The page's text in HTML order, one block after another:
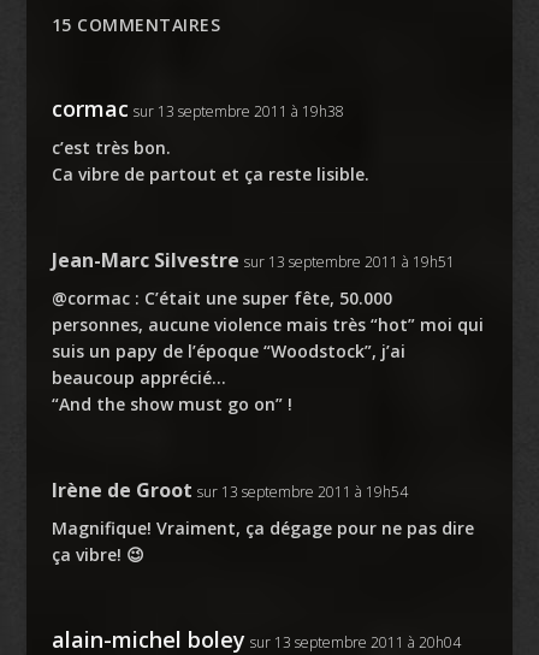
15 COMMENTAIRES
cormac sur 13 septembre 2011 à 19h38
c’est très bon.
Ca vibre de partout et ça reste lisible.
Jean-Marc Silvestre sur 13 septembre 2011 à 19h51
@cormac : C’était une super fête, 50.000
personnes, aucune violence mais très “hot” moi qui
suis un papy de l’époque “Woodstock”, j’ai
beaucoup apprécié…
“And the show must go on” !
Irène de Groot sur 13 septembre 2011 à 19h54
Magnifique! Vraiment, ça dégage pour ne pas dire
ça vibre! 😉
alain-michel boley sur 13 septembre 2011 à 20h04